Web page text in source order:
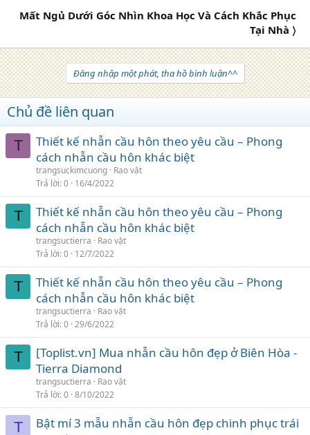
Mất Ngủ Dưới Góc Nhìn Khoa Học Và Cách Khắc Phục
Tại Nhà 〉
Đăng nhập một phát, tha hồ bình luận^^
Chủ đề liên quan
T
Thiết kế nhẫn cầu hôn theo yêu cầu – Phong
cách nhẫn cầu hôn khác biệt
trangsuckimcuong Rao vặt
Trả lời 0 16/4/2022
T
Thiết kế nhẫn cầu hôn theo yêu cầu – Phong
cách nhẫn cầu hôn khác biệt
trangsuctierra
Rao vặt
Trả lời 0 12/7/2022
T
Thiết kế nhẫn cầu hôn theo yêu cầu – Phong
cách nhẫn cầu hôn khác biệt
trangsuctierra
Rao vặt
Trả lời 0 29/6/2022
T
[Toplist.vn] Mua nhẫn cầu hôn đẹp ở Biên Hòa -
Tierra Diamond
trangsuctierra
Rao vặt
Trả lời 0 8/10/2022
T
Bật mí 3 mẫu nhẫn cầu hôn đẹp chinh phục trái